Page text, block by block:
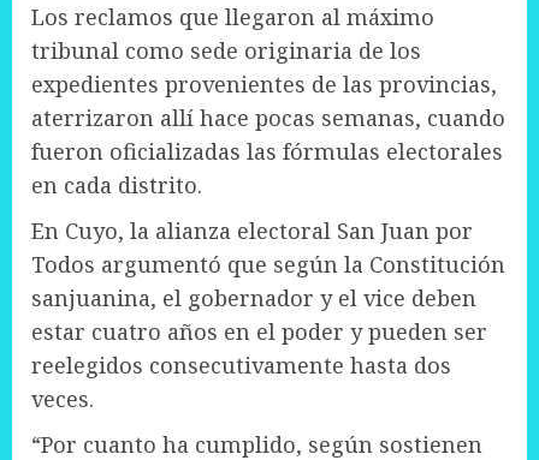
Los reclamos que llegaron al máximo
tribunal como sede originaria de los
expedientes provenientes de las provincias,
aterrizaron allí hace pocas semanas, cuando
fueron oficializadas las fórmulas electorales
en cada distrito.
En Cuyo, la alianza electoral San Juan por
Todos argumentó que según la Constitución
sanjuanina, el gobernador y el vice deben
estar cuatro años en el poder y pueden ser
reelegidos consecutivamente hasta dos
veces.
“Por cuanto ha cumplido, según sostienen